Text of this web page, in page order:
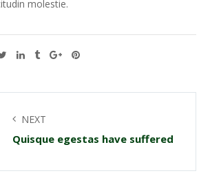
molestie.
NEXT
Quisque egestas have suffered